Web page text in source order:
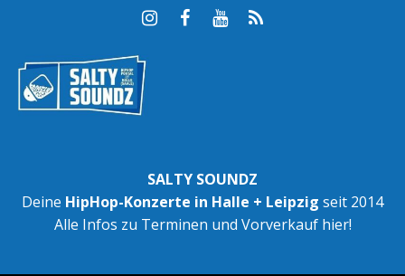
SALTY SOUNDZ
Deine HipHop-Konzerte in Halle + Leipzig seit 2014
Alle Infos zu Terminen und Vorverkauf hier!